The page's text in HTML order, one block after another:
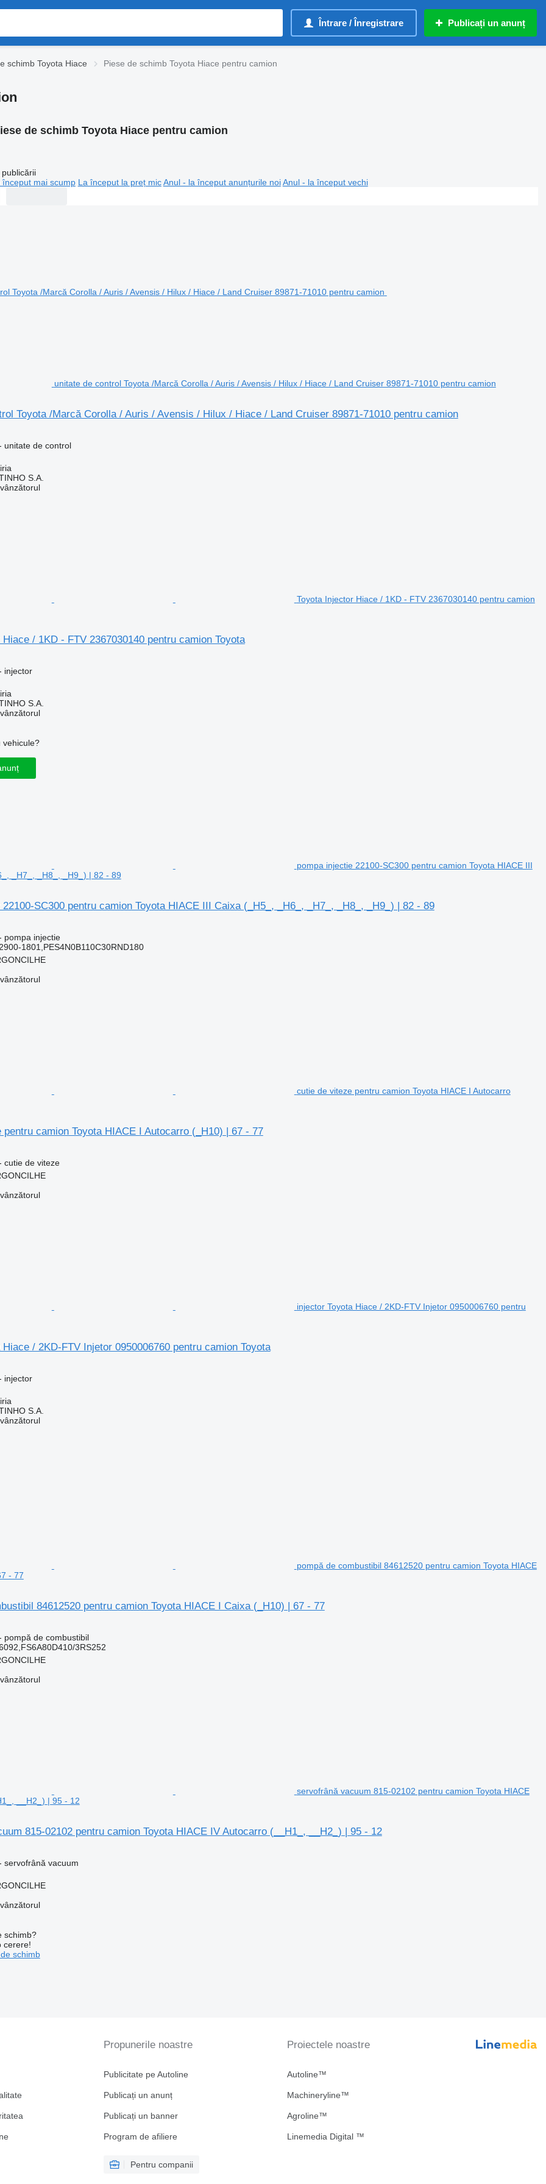
Întrare / Înregistrare Publicați un anunț
schimb Toyota Hiace Piese de schimb Toyota Hiace pentru camion
de schimb Toyota Hiace pentru camion
publicării
început mai scump La început la preț mic Anul - la început anunțurile noi Anul - la început vechi
unitate de control Toyota /Marcă Corolla / Auris / Avensis / Hilux / Hiace / Land Cruiser 89871-71010 pentru camion
Toyota /Marcă Corolla / Auris / Avensis / Hilux / Hiace / Land Cruiser 89871-71010 pentru camion
unitate de control
S.A.
Toyota Injector Hiace / 1KD - FTV 2367030140 pentru camion
/ 1KD - FTV 2367030140 pentru camion Toyota
injector
S.A.
vehicule?
pompa injectie 22100-SC300 pentru camion Toyota HIACE III
_H7_, _H8_, _H9_) | 82 - 89
SC300 pentru camion Toyota HIACE III Caixa (_H5_, _H6_, _H7_, _H8_, _H9_) | 82 - 89
pompa injectie
1801,PES4N0B110C30RND180
cutie de viteze pentru camion Toyota HIACE I Autocarro
pentru camion Toyota HIACE I Autocarro (_H10) | 67 - 77
cutie de viteze
injector Toyota Hiace / 2KD-FTV Injetor 0950006760 pentru
/ 2KD-FTV Injetor 0950006760 pentru camion Toyota
injector
S.A.
pompă de combustibil 84612520 pentru camion Toyota HIACE
- 77
84612520 pentru camion Toyota HIACE I Caixa (_H10) | 67 - 77
pompă de combustibil
3RS252
servofrână vacuum 815-02102 pentru camion Toyota HIACE
__H2_) | 95 - 12
815-02102 pentru camion Toyota HIACE IV Autocarro (__H1_, __H2_) | 95 - 12
servofrână vacuum
schimb?
cerere!
schimb
Propunerile noastre
Publicitate pe Autoline
Publicați un anunț
Publicați un banner
Program de afiliere
Pentru companii
Proiectele noastre
Autoline™
Machineryline™
Agroline™
Linemedia Digital ™